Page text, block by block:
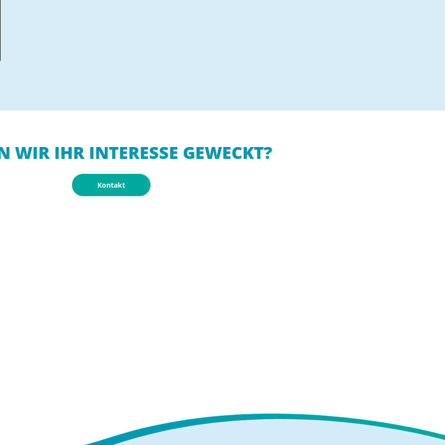
WIR IHR INTERESSE GEWECKT?
Kontakt